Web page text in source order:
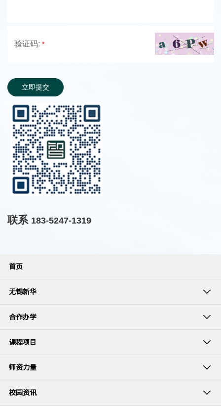
验证码: *
立即提交
联系 183-5247-1319
首页
无锡新华
合作办学
课程项目
师资力量
校园资讯